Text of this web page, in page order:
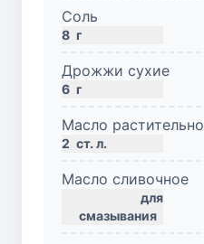
Соль
8 г
Дрожжи сухие
6 г
Масло
2 ст. л.
Масло сливочное
для
смазывания